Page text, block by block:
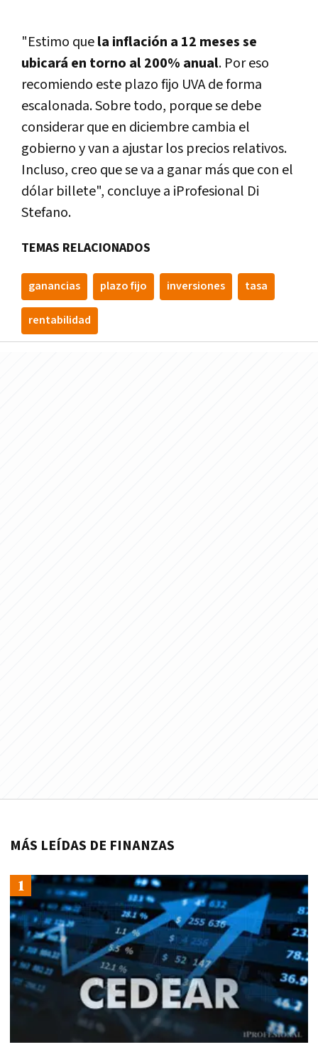
"Estimo quela inflación a 12 meses se
ubicará en torno al 200% anual. Por eso
recomiendo este plazo fijo UVA de forma
escalonada. Sobre todo, porque se debe
considerar que en diciembre cambia el
gobierno y van a ajustar los precios relativos.
Incluso, creo que se va a ganar más que con el
dólar billete", concluye a iProfesional Di
Stefano.
TEMAS RELACIONADOS
ganancias plazo fijo inversiones tasa
rentabilidad
MÁS LEÍDAS DE FINANZAS